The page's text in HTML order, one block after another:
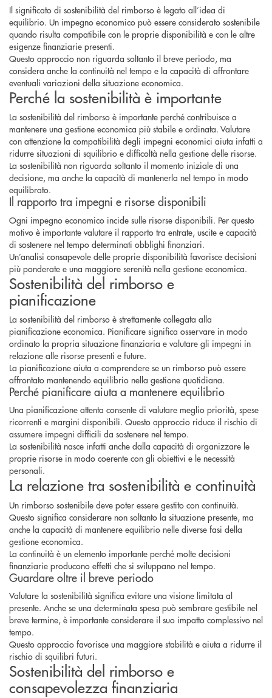
Il significato di sostenibilità del rimborso è legato all’idea di
equilibrio. Un impegno economico può essere considerato sostenibile
quando risulta compatibile con le proprie disponibilità e con le altre
esigenze finanziarie presenti.
Questo approccio non riguarda soltanto il breve periodo, ma
considera anche la continuità nel tempo e la capacità di affrontare
eventuali variazioni della situazione economica.
Perché la sostenibilità è importante
La sostenibilità del rimborso è importante perché contribuisce a
mantenere una gestione economica più stabile e ordinata. Valutare
con attenzione la compatibilità degli impegni economici aiuta infatti a
ridurre situazioni di squilibrio e difficoltà nella gestione delle risorse.
La sostenibilità non riguarda soltanto il momento iniziale di una
decisione, ma anche la capacità di mantenerla nel tempo in modo
equilibrato.
Il rapporto tra impegni e risorse disponibili
Ogni impegno economico incide sulle risorse disponibili. Per questo
motivo è importante valutare il rapporto tra entrate, uscite e capacità
di sostenere nel tempo determinati obblighi finanziari.
Un’analisi consapevole delle proprie disponibilità favorisce decisioni
più ponderate e una maggiore serenità nella gestione economica.
Sostenibilità del rimborso e
pianificazione
La sostenibilità del rimborso è strettamente collegata alla
pianificazione economica. Pianificare significa osservare in modo
ordinato la propria situazione finanziaria e valutare gli impegni in
relazione alle risorse presenti e future.
La pianificazione aiuta a comprendere se un rimborso può essere
affrontato mantenendo equilibrio nella gestione quotidiana.
Perché pianificare aiuta a mantenere equilibrio
Una pianificazione attenta consente di valutare meglio priorità, spese
ricorrenti e margini disponibili. Questo approccio riduce il rischio di
assumere impegni difficili da sostenere nel tempo.
La sostenibilità nasce infatti anche dalla capacità di organizzare le
proprie risorse in modo coerente con gli obiettivi e le necessità
personali.
La relazione tra sostenibilità e continuità
Un rimborso sostenibile deve poter essere gestito con continuità.
Questo significa considerare non soltanto la situazione presente, ma
anche la capacità di mantenere equilibrio nelle diverse fasi della
gestione economica.
La continuità è un elemento importante perché molte decisioni
finanziarie producono effetti che si sviluppano nel tempo.
Guardare oltre il breve periodo
Valutare la sostenibilità significa evitare una visione limitata al
presente. Anche se una determinata spesa può sembrare gestibile nel
breve termine, è importante considerare il suo impatto complessivo nel
tempo.
Questo approccio favorisce una maggiore stabilità e aiuta a ridurre il
rischio di squilibri futuri.
Sostenibilità del rimborso e
consapevolezza finanziaria